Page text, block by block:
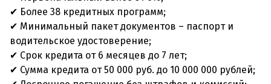
✔ Более 38 кредитных программ;
✔ Минимальный пакет документов – паспорт и
водительское удостоверение;
✔ Срок кредита от 6 месяцев до 7 лет;
✔ Сумма кредита от 50 000 руб. до 10 000 000 рублей;